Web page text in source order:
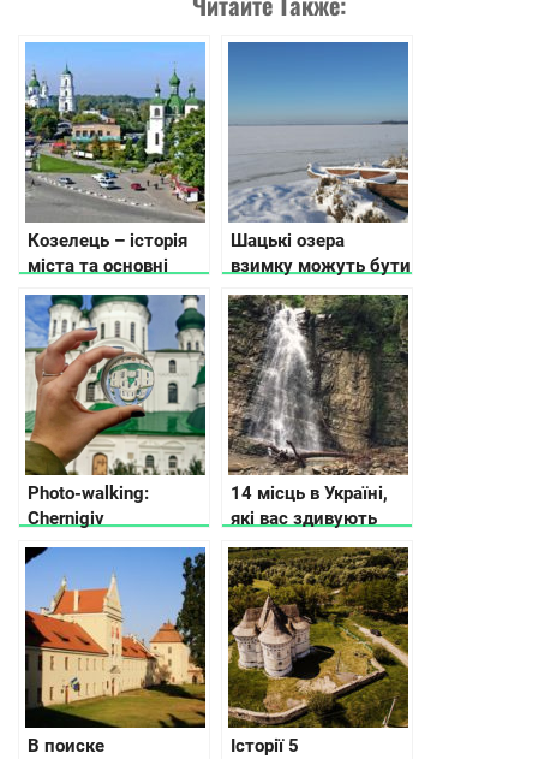
Козелець – історія
міста та основні
пам’ятки
Шацькі озера
взимку можуть бути
цікавими для
подорожей
Photo-walking:
Chernigiv
14 місць в Україні,
які вас здивують
В поиске
Історії 5